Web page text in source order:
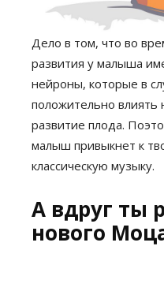
Дело в том, что во
развития у малыша
нейроны, которые в
положительно влиять
развитие плода.
малыш привыкнет к
классическую музыку.
А вдруг ты
нового